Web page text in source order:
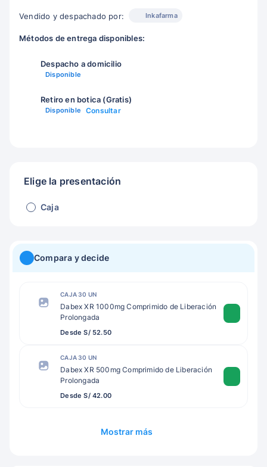
Vendido y despachado por: Inkafarma
Métodos de entrega disponibles:
Despacho a domicilio
Disponible
Retiro en botica (Gratis)
Disponible Consultar
Elige la presentación
Caja
Compara y decide
CAJA 30 UN
Dabex XR 1000mg Comprimido de Liberación
Prolongada
Desde S/ 52.50
CAJA 30 UN
Dabex XR 500mg Comprimido de Liberación
Prolongada
Desde S/ 42.00
Mostrar más